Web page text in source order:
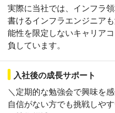
実際に当社では、インフラ
書けるインフラエンジニア
能性を限定しないキャリア
負しています。
入社後の成長サポート
＼定期的な勉強会で興味を
自信がない方でも挑戦しや